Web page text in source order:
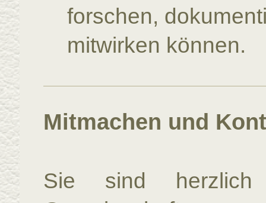
forschen,
mitwirken können.
Mitmachen und
Sie sind herzlich